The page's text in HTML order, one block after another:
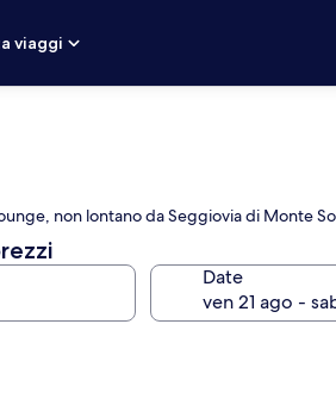
viaggi
non lontano da Seggiovia di Monte
Date